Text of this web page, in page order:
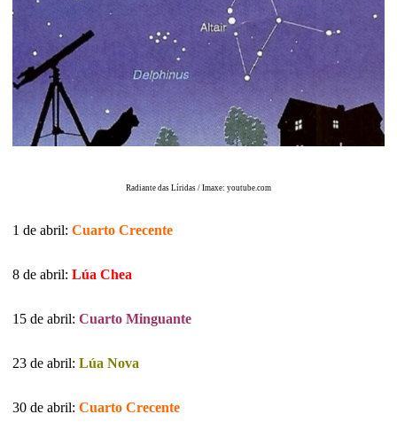
Radiante das Líridas / Imaxe: youtube.com
1 de abril: Cuarto Crecente
8 de abril: Lúa Chea
15 de abril: Cuarto Minguante
23 de abril: Lúa Nova
30 de abril: Cuarto Crecente